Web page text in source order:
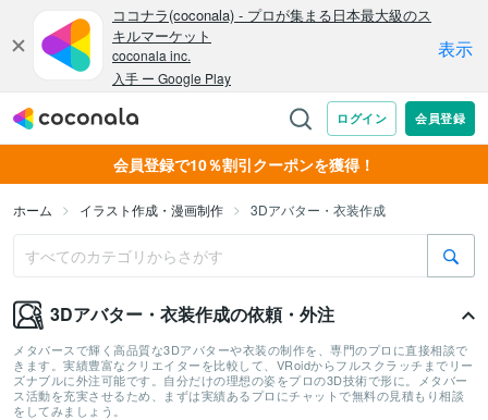
会員登録で10％割引クーポンを獲得！
ホーム イラスト作成・漫画制作 3Dアバター・衣装作成
3Dアバター・衣装作成の依頼・外注
メタバースで輝く高品質な3Dアバターや衣装の制作を、専門のプロに直接相談で
きます。実績豊富なクリエイターを比較して、VRoidからフルスクラッチまでリー
ズナブルに外注可能です。自分だけの理想の姿をプロの3D技術で形に。メタバー
ス活動を充実させるため、まずは実績あるプロにチャットで無料の見積もり相談
をしてみましょう。